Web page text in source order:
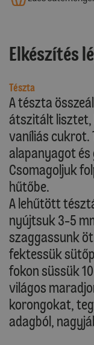
Elkészítés
Tészta
A tészta
átszitált lisztet,
vaníliás cukrot.
alapanyagot
Csomagoljuk
hűtőbe.
A lehűtött
nyújtsuk 3-5
szaggassunk
fektessük
fokon süssük
világos
korongokat,
adagból,